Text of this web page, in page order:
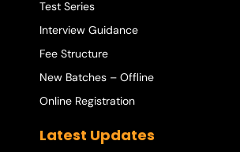
Test Series
Interview Guidance
Fee Structure
New Batches – Offline
Online Registration
Latest Updates